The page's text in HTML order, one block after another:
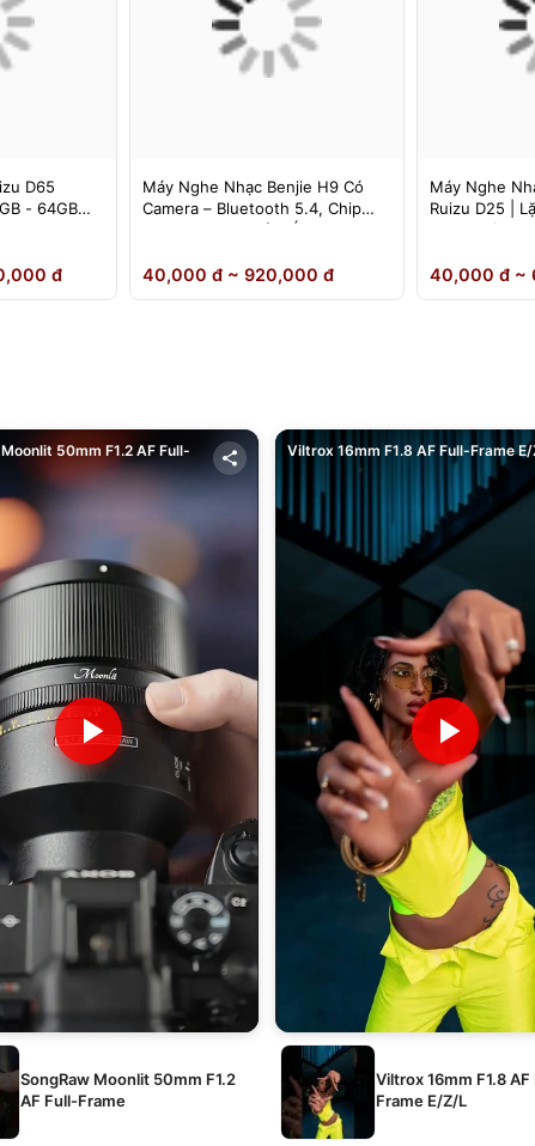
D65
- 64GB
đ
Máy Nghe Nhạc Benjie H9 Có
Camera – Bluetooth 5.4, Chip
DSD Lossless, Cảm Ứng IPS –
40,000 đ ~ 920,000 đ
Máy Nghe
Ruizu D25 |
Loa Ngoài
40,000 đ ~
50mm F1.2 AF Full-
SongRaw Moonlit 50mm F1.2
AF Full-Frame
Viltrox 16mm F1.8 AF Full-Frame
Viltrox 16mm F1.8
Frame E/Z/L